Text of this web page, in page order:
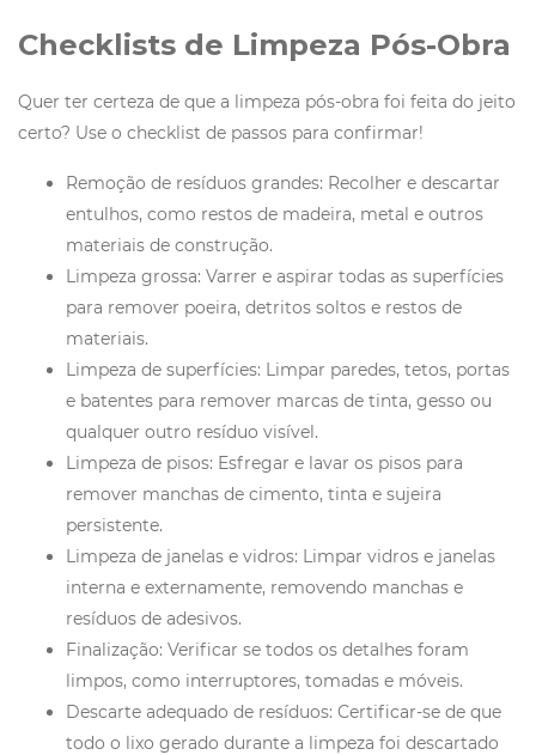
Checklists de Limpeza Pós-Obra
Quer ter certeza de que a limpeza pós-obra foi feita do jeito
certo? Use o checklist de passos para confirmar!
Remoção de resíduos grandes: Recolher e descartar
entulhos, como restos de madeira, metal e outros
materiais de construção.
Limpeza grossa: Varrer e aspirar todas as superfícies
para remover poeira, detritos soltos e restos de
materiais.
Limpeza de superfícies: Limpar paredes, tetos, portas
e batentes para remover marcas de tinta, gesso ou
qualquer outro resíduo visível.
Limpeza de pisos: Esfregar e lavar os pisos para
remover manchas de cimento, tinta e sujeira
persistente.
Limpeza de janelas e vidros: Limpar vidros e janelas
interna e externamente, removendo manchas e
resíduos de adesivos.
Finalização: Verificar se todos os detalhes foram
limpos, como interruptores, tomadas e móveis.
Descarte adequado de resíduos: Certificar-se de que
todo o lixo gerado durante a limpeza foi descartado